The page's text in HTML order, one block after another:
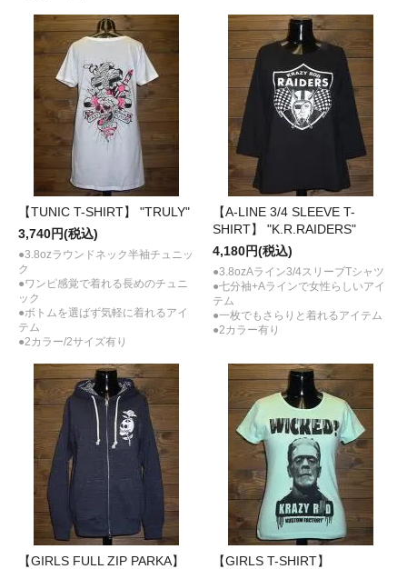
【TUNIC T-SHIRT】 "TRULY"
3,740円(税込)
●3.8ozラウンドネック半袖チュニッ
ク
●ワンピ感覚で着れる長めのチュニ
ック
●ボトムを選ばず気軽に着れるアイ
テム
●2カラー/2サイズ有り
【A-LINE 3/4 SLEEVE T-
SHIRT】 "K.R.RAIDERS"
4,180円(税込)
●3.8ozAライン3/4スリーブTシャツ
●七分袖+Aラインで女性らしいアイ
テム
●一枚でもさらりと着れるアイテム
●2カラー有り
【GIRLS FULL ZIP PARKA】
【GIRLS T-SHIRT】